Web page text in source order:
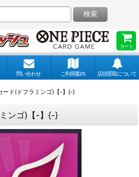
カート
検索
問い合わせ ご利用案内 店頭受取について
ード(ドフラミンゴ)【-】{-}
ンゴ)【-】{-}